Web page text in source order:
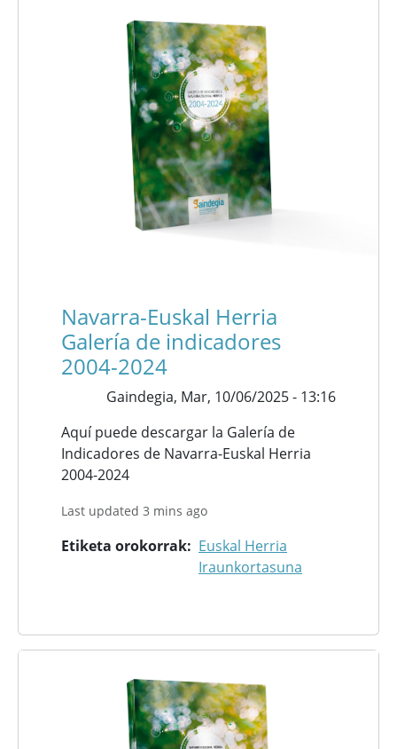
Navarra-Euskal Herria
Galería de indicadores
2004-2024
Gaindegia, Mar, 10/06/2025 - 13:16
Aquí puede descargar la Galería de
Indicadores de Navarra-Euskal Herria
2004-2024
Last updated 3 mins ago
Etiketa orokorrak
Euskal Herria
Iraunkortasuna